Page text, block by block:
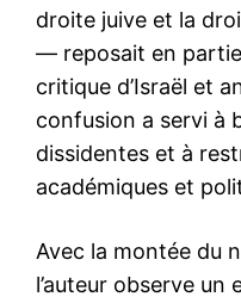
droite juive et la
— reposait en
critique d’Israël et
confusion a servi à
dissidentes et à
académiques et
Avec la montée du
l’auteur observe